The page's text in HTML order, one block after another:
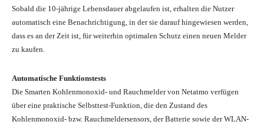
Sobald die 10-jährige Lebensdauer abgelaufen ist, erhalten die Nutzer
automatisch eine Benachrichtigung, in der sie darauf hingewiesen werden,
dass es an der Zeit ist, für weiterhin optimalen Schutz einen neuen Melder
zu kaufen.
Automatische Funktionstests
Die Smarten Kohlenmonoxid- und Rauchmelder von Netatmo verfügen
über eine praktische Selbsttest-Funktion, die den Zustand des
Kohlenmonoxid- bzw. Rauchmeldersensors, der Batterie sowie der WLAN-